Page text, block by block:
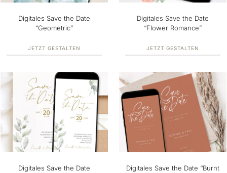
Digitales Save the Date
“Geometric”
JETZT GESTALTEN
Digitales Save the Date
“Flower Romance”
JETZT GESTALTEN
Digitales Save the Date
Digitales Save the Date “Burnt